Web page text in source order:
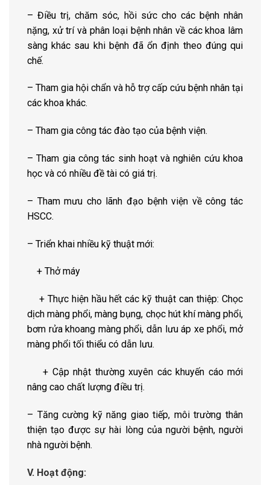
– Điều trị, chăm sóc, hồi sức cho các bệnh nhân
nặng, xử trí và phân loại bệnh nhân về các khoa lâm
sàng khác sau khi bệnh đã ổn định theo đúng qui
chế.
– Tham gia hội chẩn và hỗ trợ cấp cứu bệnh nhân tại
các khoa khác.
– Tham gia công tác đào tạo của bệnh viện.
– Tham gia công tác sinh hoạt và nghiên cứu khoa
học và có nhiều đề tài có giá trị.
– Tham mưu cho lãnh đạo bệnh viện về công tác
HSCC.
– Triển khai nhiều kỹ thuật mới:
+ Thở máy
+ Thực hiện hầu hết các kỹ thuật can thiệp: Chọc
dịch màng phổi, màng bụng, chọc hút khí màng phổi,
bơm rửa khoang màng phổi, dẫn lưu áp xe phổi, mở
màng phổi tối thiểu có dẫn lưu.
+ Cập nhật thường xuyên các khuyến cáo mới
nâng cao chất lượng điều trị.
– Tăng cường kỹ năng giao tiếp, môi trường thân
thiện tạo được sự hài lòng của người bệnh, người
nhà người bệnh.
V. Hoạt động: